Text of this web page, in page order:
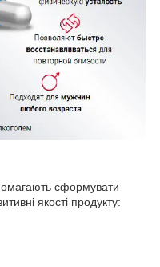
сформувати
якості продукту: